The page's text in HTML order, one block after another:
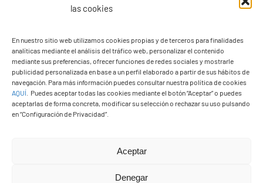
las cookies
En nuestro sitio web utilizamos cookies propias y de terceros para finalidades
analíticas mediante el análisis del tráfico web, personalizar el contenido
mediante sus preferencias, ofrecer funciones de redes sociales y mostrarle
publicidad personalizada en base a un perfil elaborado a partir de sus hábitos de
navegación. Para más información puedes consultar nuestra política de cookies
AQUÍ
Puedes aceptar todas las cookies mediante el botón “Aceptar” o puedes
aceptarlas de forma concreta, modificar su selección o rechazar su uso pulsando
en “Configuración de Privacidad”.
Aceptar
Denegar
Ayuntamiento de Yaiza
Pza. de Los Remedios, 1
35570 – Yaiza
Tel:928 83 62 20
derechos reservads